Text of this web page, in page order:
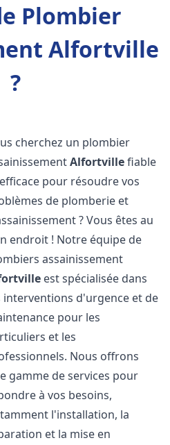
Plombier
Alfortville
?
cherchez un plombier
Alfortvillefiable
pour résoudre vos
de plomberie et
? Vous êtes au
endroit ! Notre équipe de
assainissement
est spécialisée dans
interventions d'urgence et de
pour les
et les
Nous offrons
gamme de services pour
à vos besoins,
l'installation, la
et la mise en